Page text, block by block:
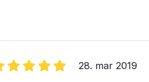
28. mar 2019